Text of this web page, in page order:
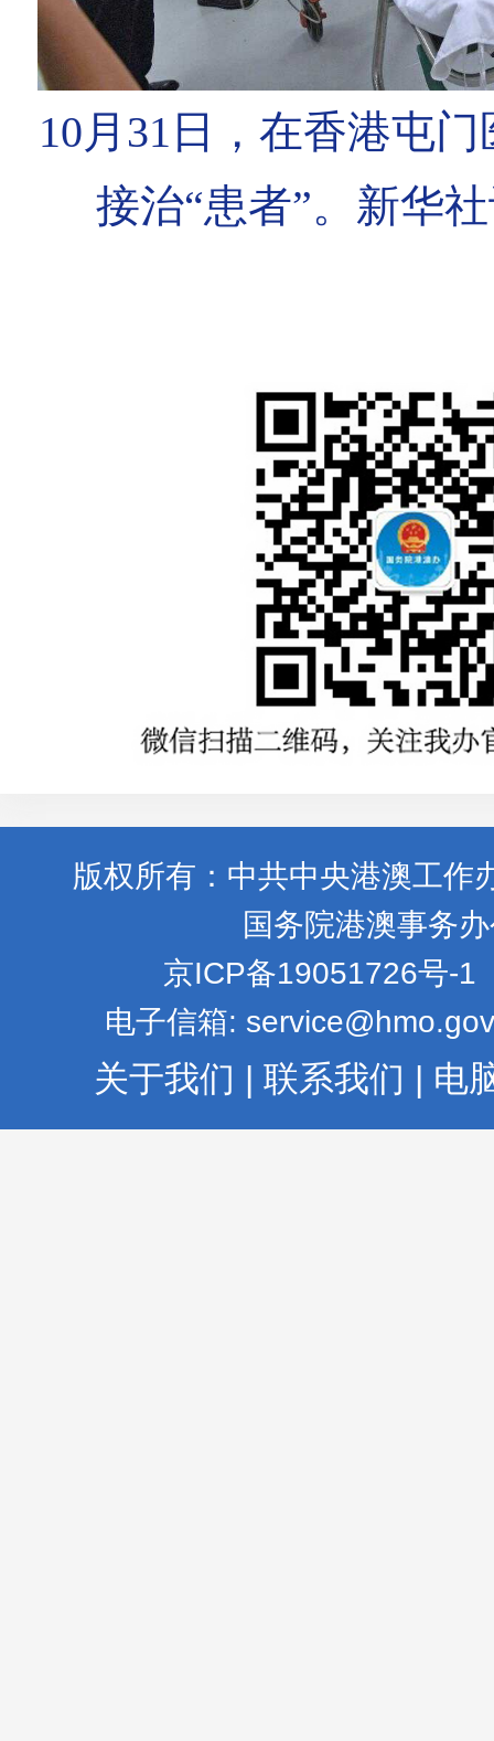
10月31日，在香港屯
接治“患者”。新华
版权所有：中共中央港澳工作
国务院港澳事务
京ICP备19051726号-1
电子信箱:
关于我们 | 联系我们 | 电